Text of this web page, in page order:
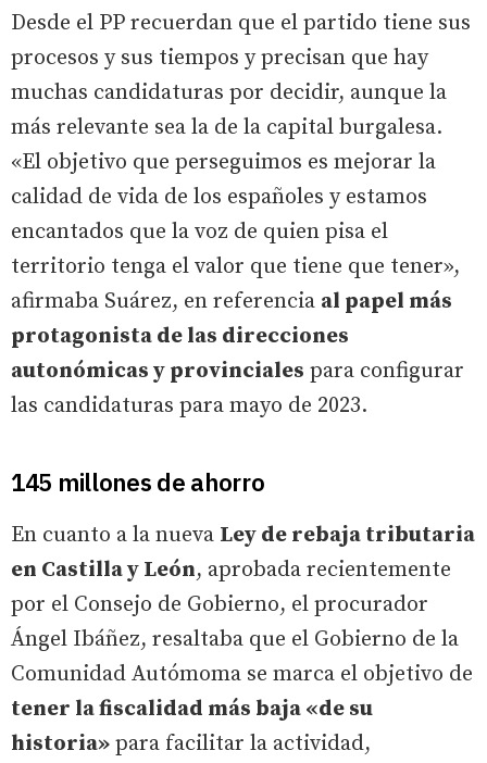
Desde el PP recuerdan que el partido tiene sus
procesos y sus tiempos y precisan que hay
muchas candidaturas por decidir, aunque la
más relevante sea la de la capital burgalesa.
«El objetivo que perseguimos es mejorar la
calidad de vida de los españoles y estamos
encantados que la voz de quien pisa el
territorio tenga el valor que tiene que tener»,
afirmaba Suárez, en referencia al papel más
protagonista de las direcciones
autonómicas y provinciales para configurar
las candidaturas para mayo de 2023.
145 millones de ahorro
En cuanto a la nueva Ley de rebaja tributaria
en Castilla y León, aprobada recientemente
por el Consejo de Gobierno, el procurador
Ángel Ibáñez, resaltaba que el Gobierno de la
Comunidad Autómoma se marca el objetivo de
tener la fiscalidad más baja «de su
historia» para facilitar la actividad,